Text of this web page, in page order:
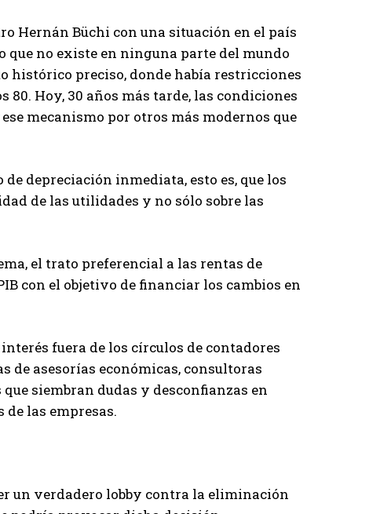
Hernán Büchi con una situación en el país
no existe en ninguna parte del mundo
histórico preciso, donde había restricciones
Hoy, 30 años más tarde, las condiciones
mecanismo por otros más modernos que
depreciación inmediata, esto es, que los
de las utilidades y no sólo sobre las
el trato preferencial a las rentas de
con el objetivo de financiar los cambios en
fuera de los círculos de contadores
de asesorías económicas, consultoras
siembran dudas y desconfianzas en
de las empresas.
un verdadero lobby contra la eliminación